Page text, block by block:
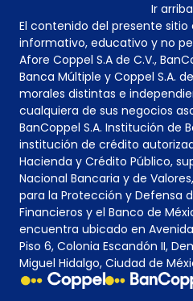
Ir arriba
El contenido del presente
informativo, educativo y no
Afore Coppel S.A de C.V.,
Banca Múltiple y Coppel S.A.
morales distintas e
cualquiera de sus negocios
BanCoppel S.A. Institución de
institución de crédito
Hacienda y Crédito Público,
Nacional Bancaria y de
para la Protección y Defensa
Financieros y el Banco de
encuentra ubicado en
Piso 6, Colonia Escandón II,
Miguel Hidalgo, Ciudad de